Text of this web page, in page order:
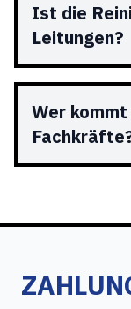
Ist die
Leitungen?
Wer